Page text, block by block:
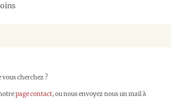
vous cherchez ?
page contact, ou nous envoyez nous un mail à